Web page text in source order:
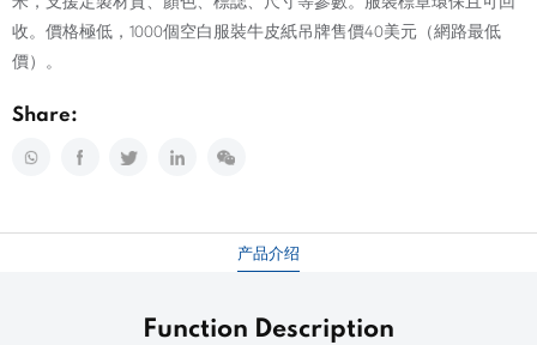
收。價格極低，1000個空白服裝牛皮紙吊牌售價40美元（網路最低
價）。
Share:
产品介绍
Function Description